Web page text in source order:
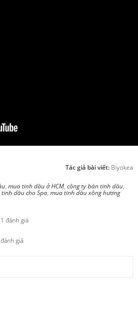
Tác giả bài viết: Biyokea
, mua tinh dầu ở HCM, công ty bán tinh dầu,
tinh dầu cho Spa, mua tinh dầu xông hương
đánh giá
giá